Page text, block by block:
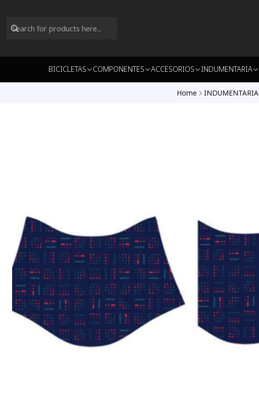
BICICLETAS COMPONENTES ACCESORIOS INDUMENTARIA
Home INDUMENTARIA